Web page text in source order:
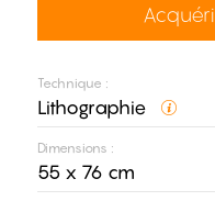
Technique :
Lithographie
Dimensions :
55 x 76 cm